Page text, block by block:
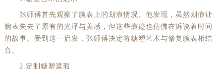
张师傅首先观察了腕表上的划痕情况。他发现，虽然划痕让
腕表失去了原有的光泽与美感，但这些痕迹也仿佛在诉说着时间
的故事。受到这一启发，张师傅决定将糖塑艺术与修复腕表相结
合。
2.定制糖塑遮瑕